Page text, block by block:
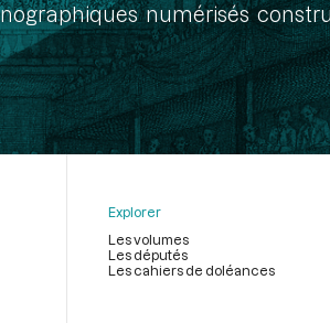
numérisés
Explorer
Les volumes
Les députés
Les cahiers de doléances